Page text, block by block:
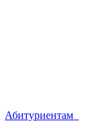
Абитуриентам